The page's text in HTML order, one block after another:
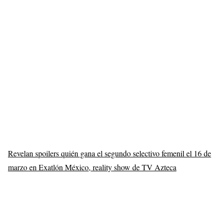
Revelan spoilers quién gana el segundo selectivo femenil el 16 de
marzo en Exatlón México, reality show de TV Azteca